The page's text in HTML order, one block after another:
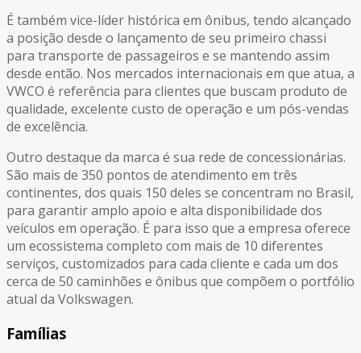
É também vice-líder histórica em ônibus, tendo alcançado
a posição desde o lançamento de seu primeiro chassi
para transporte de passageiros e se mantendo assim
desde então. Nos mercados internacionais em que atua, a
VWCO é referência para clientes que buscam produto de
qualidade, excelente custo de operação e um pós-vendas
de excelência.
Outro destaque da marca é sua rede de concessionárias.
São mais de 350 pontos de atendimento em três
continentes, dos quais 150 deles se concentram no Brasil,
para garantir amplo apoio e alta disponibilidade dos
veículos em operação. É para isso que a empresa oferece
um ecossistema completo com mais de 10 diferentes
serviços, customizados para cada cliente e cada um dos
cerca de 50 caminhões e ônibus que compõem o portfólio
atual da Volkswagen.
Famílias